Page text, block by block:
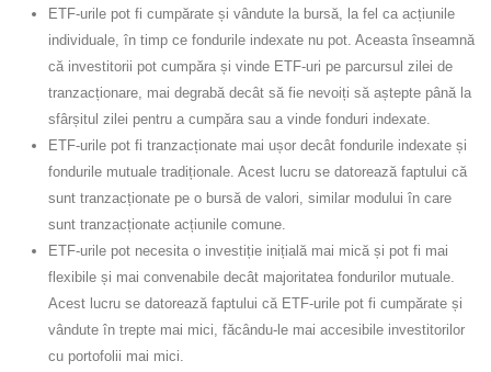
ETF-urile pot fi cumpărate și vândute la bursă, la fel ca acțiunile
individuale, în timp ce fondurile indexate nu pot. Aceasta înseamnă
că investitorii pot cumpăra și vinde ETF-uri pe parcursul zilei de
tranzacționare, mai degrabă decât să fie nevoiți să aștepte până la
sfârșitul zilei pentru a cumpăra sau a vinde fonduri indexate.
ETF-urile pot fi tranzacționate mai ușor decât fondurile indexate și
fondurile mutuale tradiționale. Acest lucru se datorează faptului că
sunt tranzacționate pe o bursă de valori, similar modului în care
sunt tranzacționate acțiunile comune.
ETF-urile pot necesita o investiție inițială mai mică și pot fi mai
flexibile și mai convenabile decât majoritatea fondurilor mutuale.
Acest lucru se datorează faptului că ETF-urile pot fi cumpărate și
vândute în trepte mai mici, făcându-le mai accesibile investitorilor
cu portofolii mai mici.